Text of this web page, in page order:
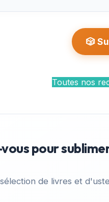
🎲
Toutes nos
pour
de livres et